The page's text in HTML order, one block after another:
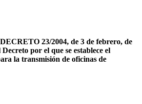
DECRETO 23/2004, de 3 de febrero, de
por el que se establece el
la transmisión de oficinas de